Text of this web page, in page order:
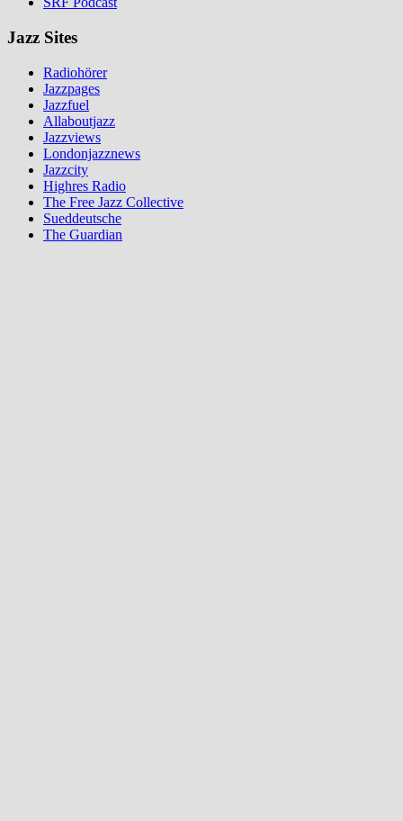
Jazz Sites
Radiohörer
Jazzpages
Jazzfuel
Allaboutjazz
Jazzviews
Londonjazznews
Jazzcity
Highres Radio
The Free Jazz Collective
Sueddeutsche
The Guardian